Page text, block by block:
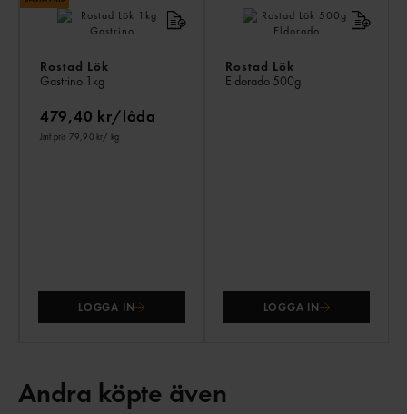
Rostad Lök
Gastrino 1kg
479,40 kr/låda
Jmf.pris 79,90 kr/ kg
LOGGA IN
Rostad Lök
Eldorado 500g
LOGGA IN
Andra köpte även